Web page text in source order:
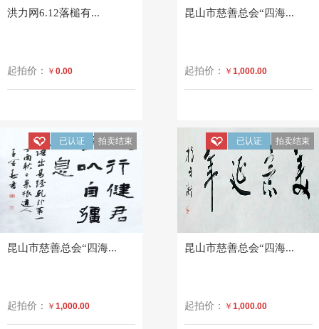
洪力网6.12落槌有...
起拍价： ￥ 0.00
昆山市慈善总会“四海...
起拍价： ￥ 1,000.00
拍卖结束
已认证
昆山市慈善总会“四海...
起拍价： ￥ 1,000.00
拍卖结束
已认证
昆山市慈善总会“四海...
起拍价： ￥ 1,000.00